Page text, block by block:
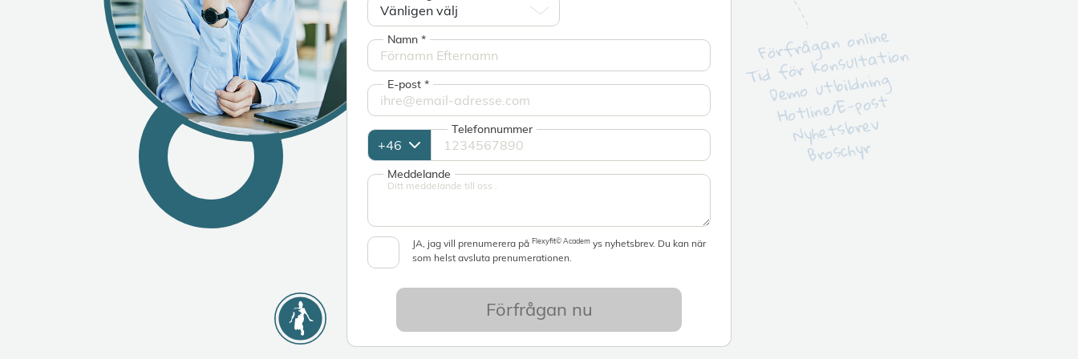
Förfrågan online
Tid för konsultation
Demo utbildning
Hotline/E-post
Nyhetsbrev
Broschyr
Namn *
E-post *
Telefonnummer
Meddelande
JA, jag vill prenumerera på Flexyfit© Academ ys nyhetsbrev. Du kan när
som helst avsluta prenumerationen.
Förfrågan nu